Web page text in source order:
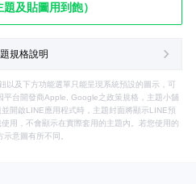
及貼圖用到飽）
規格說明
以及下方功能選單只能呈現系統預設的圖示，可
台開發商Apple, Google之政策規格，主題小舖
開啟LINE應用程式時，主題封面將顯示LINE預
用，不會顯示在實際套用的主題內。若您使用的
意圖有所不同。